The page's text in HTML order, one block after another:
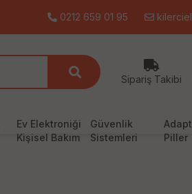
0212 659 01 95
Sipariş Takibi
Ev Elektroniği
Kişisel Bakım
Güvenlik
Sistemleri
Piller